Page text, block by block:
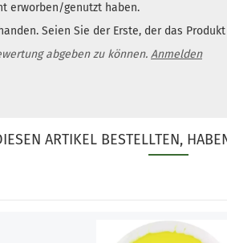
erworben/genutzt haben.
Seien Sie der Erste, der das
abgeben zu können. Anmelden
ARTIKEL BESTELLTEN,